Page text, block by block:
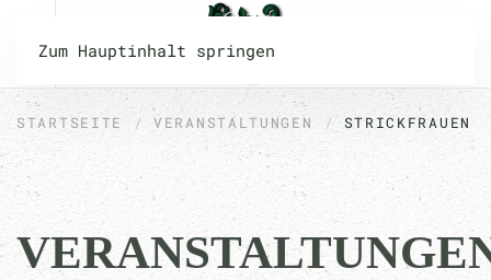
Zum Hauptinhalt springen
STARTSEITE VERANSTALTUNGEN STRICKFRAUEN